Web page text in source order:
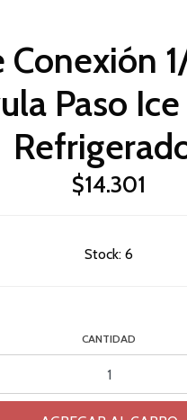
Conexión
Paso
$14.301
Stock: 6
CANTIDAD